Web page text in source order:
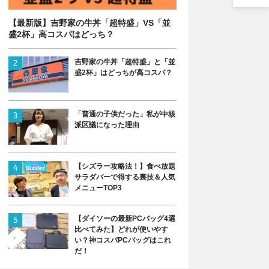
【最新版】吉野家の牛丼「超特盛」VS「並
盛2杯」高コスパはどっち？
吉野家の牛丼「超特盛」と「並
盛2杯」はどっちが高コスパ？
「普通の子供だった」私が中核
派区議になった理由
【シズラー攻略法！】食べ放題
サラダバーで得する裏技＆人気
メニューTOP3
【ダイソーの最新PCバッグ4選
比べてみた】どれが使いやす
い？神コスパPCバッグはこれ
だ！